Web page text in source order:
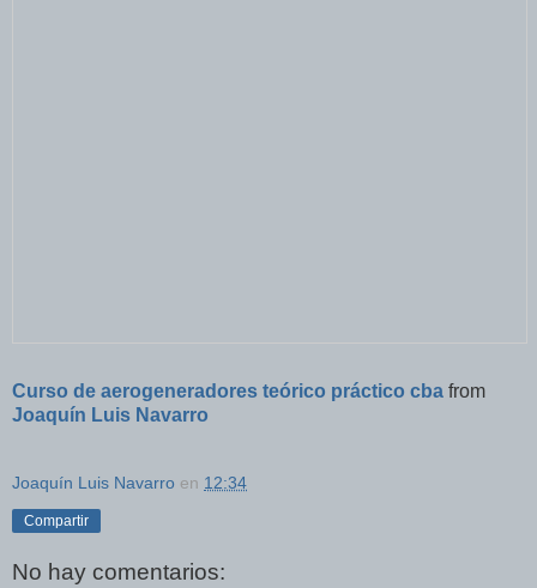
Curso de aerogeneradores teórico práctico cba from
Joaquín Luis Navarro
Joaquín Luis Navarro en 12:34
Compartir
No hay comentarios: